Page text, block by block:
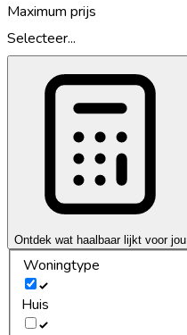
Maximum prijs
Selecteer...
Ontdek wat haalbaar lijkt voor jou
Woningtype
Huis